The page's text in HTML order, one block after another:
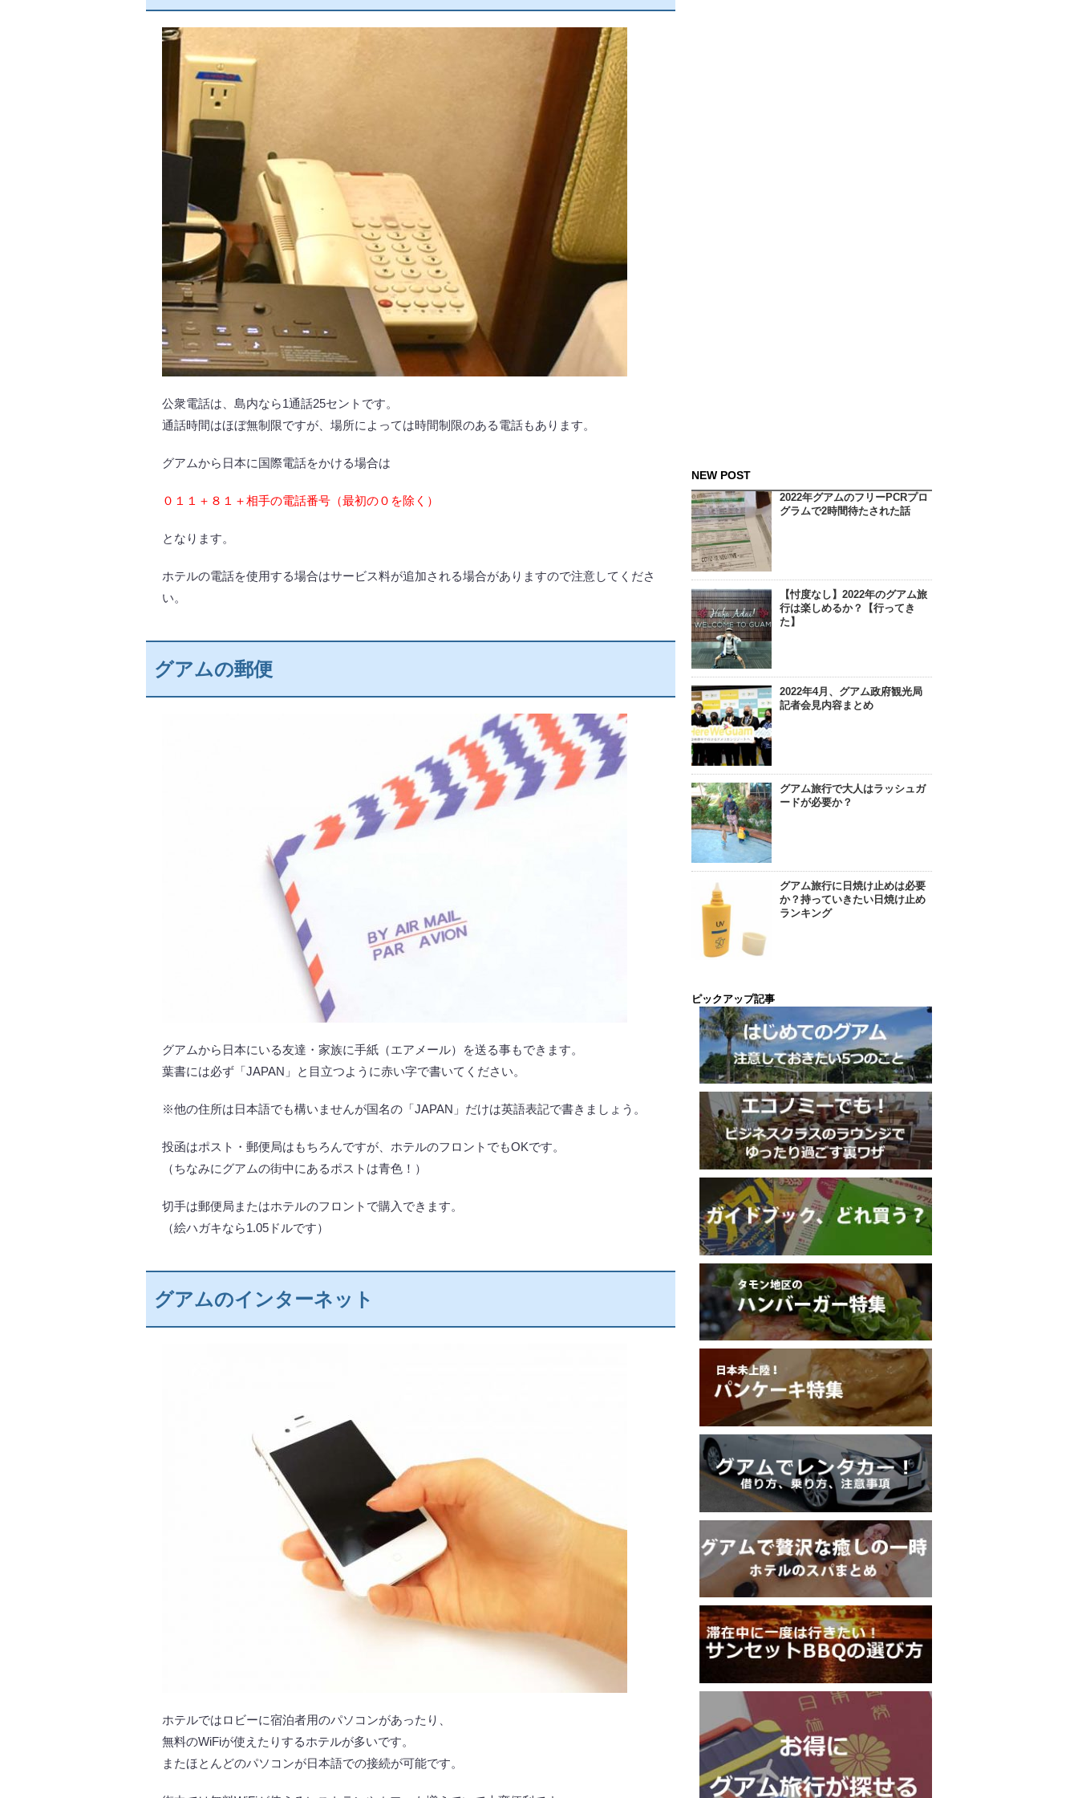
公衆電話は、島内なら1通話25セントです。
通話時間はほぼ無制限ですが、場所によっては時間制限のある電話もあります。
グアムから日本に国際電話をかける場合は
０１１＋８１＋相手の電話番号（最初の０を除く）
となります。
ホテルの電話を使用する場合はサービス料が追加される場合がありますので注意してくださ
い。
グアムの郵便
グアムから日本にいる友達・家族に手紙（エアメール）を送る事もできます。
葉書には必ず「JAPAN」と目立つように赤い字で書いてください。
※他の住所は日本語でも構いませんが国名の「JAPAN」だけは英語表記で書きましょう。
投函はポスト・郵便局はもちろんですが、ホテルのフロントでもOKです。
（ちなみにグアムの街中にあるポストは青色！）
切手は郵便局またはホテルのフロントで購入できます。
（絵ハガキなら1.05ドルです）
グアムのインターネット
ホテルではロビーに宿泊者用のパソコンがあったり、
無料のWiFiが使えたりするホテルが多いです。
またほとんどのパソコンが日本語での接続が可能です。
NEW POST
2022年グアムのフリーPCRプロ
グラムで2時間待たされた話
【忖度なし】2022年のグアム旅
行は楽しめるか？【行ってき
た】
2022年4月、グアム政府観光局
記者会見内容まとめ
グアム旅行で大人はラッシュガ
ードが必要か？
グアム旅行に日焼け止めは必要
か？持っていきたい日焼け止め
ランキング
ピックアップ記事